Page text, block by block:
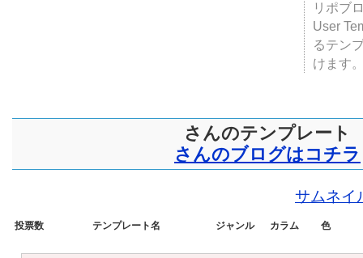
リポブ
User
るテン
けます
さんのテンプレート
さんのブログはコチラ
サムネイ
投票数 テンプレート名 ジャンル カラム 色